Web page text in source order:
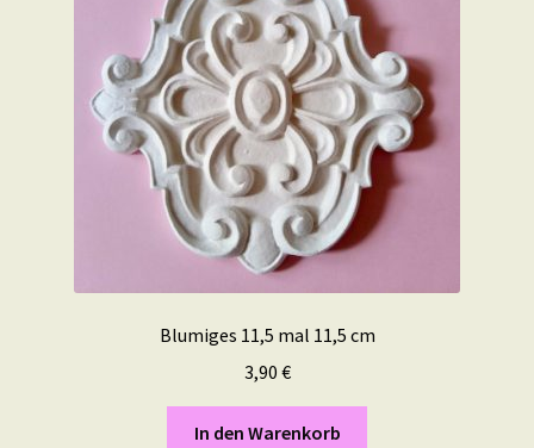
Blumiges 11,5 mal 11,5 cm
3,90 €
In den Warenkorb